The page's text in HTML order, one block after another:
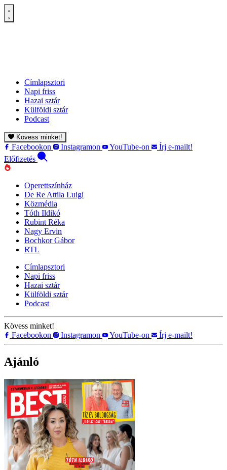
Címlapsztori
Napi friss
Hazai sztár
Külföldi sztár
Podcast
Kövess minket!
Facebookon Instagramon YouTube-on
Írj e-mailt!
Előfizetés
Operettszínház
De Re Attila Luigi
Közmédia
Tóth Ildikó
Rubint Réka
Nagy Ervin
Bochkor Gábor
RTL
Címlapsztori
Napi friss
Hazai sztár
Külföldi sztár
Podcast
Kövess minket!
Facebookon
Instagramon YouTube-on Írj e-mailt!
Ajánló